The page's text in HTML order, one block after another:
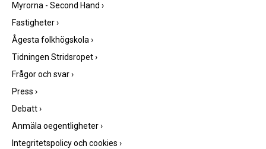
Myrorna - Second Hand ›
Fastigheter›
Ågesta folkhögskola ›
Tidningen Stridsropet›
Frågor och svar›
Press ›
Debatt›
Anmäla oegentligheter›
Integritetspolicy och cookies ›